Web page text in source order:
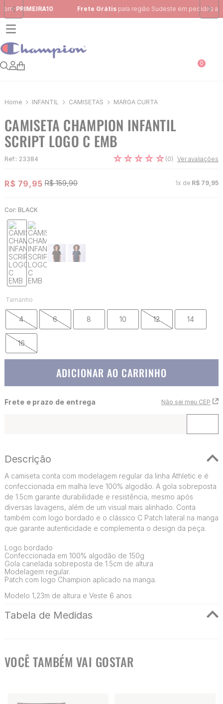
Frete Grátis para região Sudeste em pedidos acima de R$ 399,00
0
INFANTIL CAMISETAS MARGA CURTA
CAMISETA CHAMPION INFANTIL
SCRIPT LOGO C EMB
Ref:: 23384 ☆☆☆☆ ☆ (0) Ver avaliações
R$ 79,95 R$ 159,90 1x de R$ 79 95
Cor: BLACK
Tamanho
4 6 8 10 12 14
16
ADICIONAR AO CARRINHO
Frete e prazo de entrega Não sei meu CEP
Descrição
A camiseta conta com modelagem regular da linha Athletic e é
confeccionada em malha leve 100% algodão. A gola sobreposta
de 1.5cm garante durabilidade e resistência, mesmo após
diversas lavagens, além de um visual mais alinhado. Conta
também com logo bordado e o clássico C Patch lateral na manga
que garante autenticidade e complementa o design da peça.
Logo bordado
Confeccionada em 100% algodão de 150g
Gola canelada sobreposta de 1.5cm de altura
Modelagem regular.
Patch com logo Champion aplicado na manga.
Modelo 1,23m de altura e Veste 6 anos
Tabela de Medidas
VOCÊ TAMBÉM VAI GOSTAR